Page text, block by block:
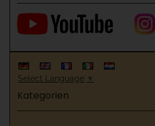
Select Language ▼
Kategorien